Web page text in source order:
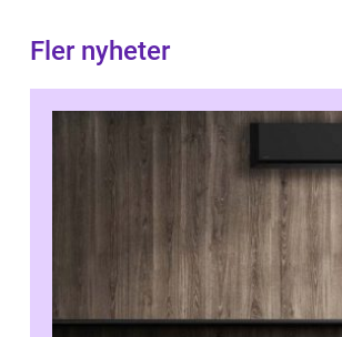
Fler nyheter